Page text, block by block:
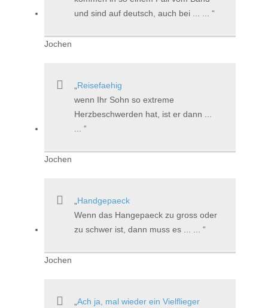
und sind auf deutsch, auch bei ... ...
Jochen
Reisefaehig
wenn Ihr Sohn so extreme
Herzbeschwerden hat, ist er dann ...
Jochen
Handgepaeck
Wenn das Hangepaeck zu gross oder
zu schwer ist, dann muss es ... ...
Jochen
Ach ja, mal wieder ein Vielflieger